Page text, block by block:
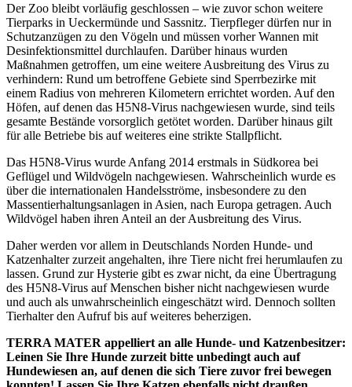
Der Zoo bleibt vorläufig geschlossen – wie zuvor schon weitere
Tierparks in Ueckermünde und Sassnitz. Tierpfleger dürfen nur in
Schutzanzügen zu den Vögeln und müssen vorher Wannen mit
Desinfektionsmittel durchlaufen. Darüber hinaus wurden
Maßnahmen getroffen, um eine weitere Ausbreitung des Virus zu
verhindern: Rund um betroffene Gebiete sind Sperrbezirke mit
einem Radius von mehreren Kilometern errichtet worden. Auf den
Höfen, auf denen das H5N8-Virus nachgewiesen wurde, sind teils
gesamte Bestände vorsorglich getötet worden. Darüber hinaus gilt
für alle Betriebe bis auf weiteres eine strikte Stallpflicht.
Das H5N8-Virus wurde Anfang 2014 erstmals in Südkorea bei
Geflügel und Wildvögeln nachgewiesen. Wahrscheinlich wurde es
über die internationalen Handelsströme, insbesondere zu den
Massentierhaltungsanlagen in Asien, nach Europa getragen. Auch
Wildvögel haben ihren Anteil an der Ausbreitung des Virus.
Daher werden vor allem in Deutschlands Norden Hunde- und
Katzenhalter zurzeit angehalten, ihre Tiere nicht frei herumlaufen zu
lassen. Grund zur Hysterie gibt es zwar nicht, da eine Übertragung
des H5N8-Virus auf Menschen bisher nicht nachgewiesen wurde
und auch als unwahrscheinlich eingeschätzt wird. Dennoch sollten
Tierhalter den Aufruf bis auf weiteres beherzigen.
TERRA MATER appelliert an alle Hunde- und Katzenbesitzer:
Leinen Sie Ihre Hunde zurzeit bitte unbedingt auch auf
Hundewiesen an, auf denen die sich Tiere zuvor frei bewegen